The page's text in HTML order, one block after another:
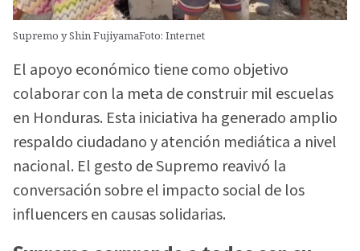
Supremo y Shin FujiyamaFoto: Internet
El apoyo económico tiene como objetivo
colaborar con la meta de construir mil escuelas
en Honduras. Esta iniciativa ha generado amplio
respaldo ciudadano y atención mediática a nivel
nacional. El gesto de Supremo reavivó la
conversación sobre el impacto social de los
influencers en causas solidarias.